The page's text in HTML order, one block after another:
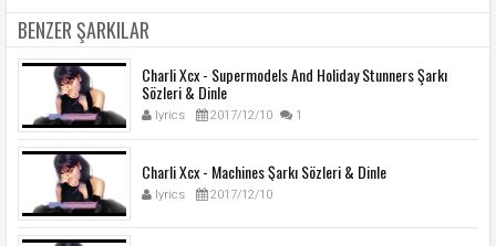
BENZER ŞARKILAR
Charli Xcx - Supermodels And Holiday Stunners Şarkı
Sözleri & Dinle
lyrics 2017/12/10 1
Charli Xcx - Machines Şarkı Sözleri & Dinle
lyrics 2017/12/10